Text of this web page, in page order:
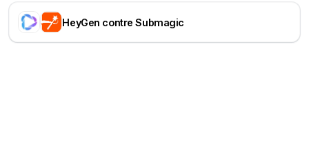
HeyGen contre Submagic